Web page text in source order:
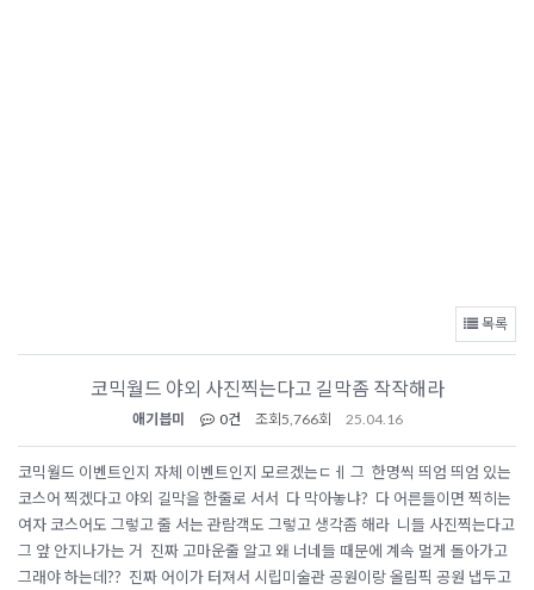
목록
코믹월드 야외 사진찍는다고 길막좀 작작해라
애기븝미 0건 조회 5,766회 25.04.16
코믹월드 이벤트인지 자체 이벤트인지 모르겠는ㄷㅔ 그 한명씩 띄엄 띄엄 있는
코스어 찍겠다고 야외 길막을 한줄로 서서 다 막아놓냐? 다 어른들이면 찍히는
여자 코스어도 그렇고 줄 서는 관람객도 그렇고 생각좀 해라 니들 사진찍는다고
그 앞 안지나가는 거 진짜 고마운줄 알고 왜 너네들 때문에 계속 멀게 돌아가고
그래야 하는데?? 진짜 어이가 터져서 시립미술관 공원이랑 올림픽 공원 냅두고